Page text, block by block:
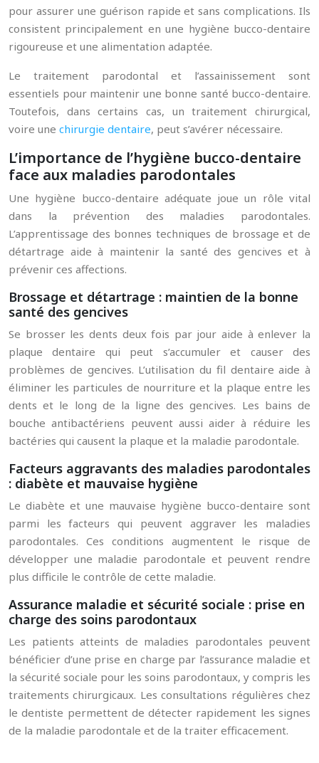
pour assurer une guérison rapide et sans complications. Ils
consistent principalement en une hygiène bucco-dentaire
rigoureuse et une alimentation adaptée.
Le traitement parodontal et l’assainissement sont
essentiels pour maintenir une bonne santé bucco-dentaire.
Toutefois, dans certains cas, un traitement chirurgical,
voire une chirurgie dentaire, peut s’avérer nécessaire.
L’importance de l’hygiène bucco-dentaire
face aux maladies parodontales
Une hygiène bucco-dentaire adéquate joue un rôle vital
dans la prévention des maladies parodontales.
L’apprentissage des bonnes techniques de brossage et de
détartrage aide à maintenir la santé des gencives et à
prévenir ces affections.
Brossage et détartrage : maintien de la bonne
santé des gencives
Se brosser les dents deux fois par jour aide à enlever la
plaque dentaire qui peut s’accumuler et causer des
problèmes de gencives. L’utilisation du fil dentaire aide à
éliminer les particules de nourriture et la plaque entre les
dents et le long de la ligne des gencives. Les bains de
bouche antibactériens peuvent aussi aider à réduire les
bactéries qui causent la plaque et la maladie parodontale.
Facteurs aggravants des maladies parodontales
: diabète et mauvaise hygiène
Le diabète et une mauvaise hygiène bucco-dentaire sont
parmi les facteurs qui peuvent aggraver les maladies
parodontales. Ces conditions augmentent le risque de
développer une maladie parodontale et peuvent rendre
plus difficile le contrôle de cette maladie.
Assurance maladie et sécurité sociale : prise en
charge des soins parodontaux
Les patients atteints de maladies parodontales peuvent
bénéficier d’une prise en charge par l’assurance maladie et
la sécurité sociale pour les soins parodontaux, y compris les
traitements chirurgicaux. Les consultations régulières chez
le dentiste permettent de détecter rapidement les signes
de la maladie parodontale et de la traiter efficacement.